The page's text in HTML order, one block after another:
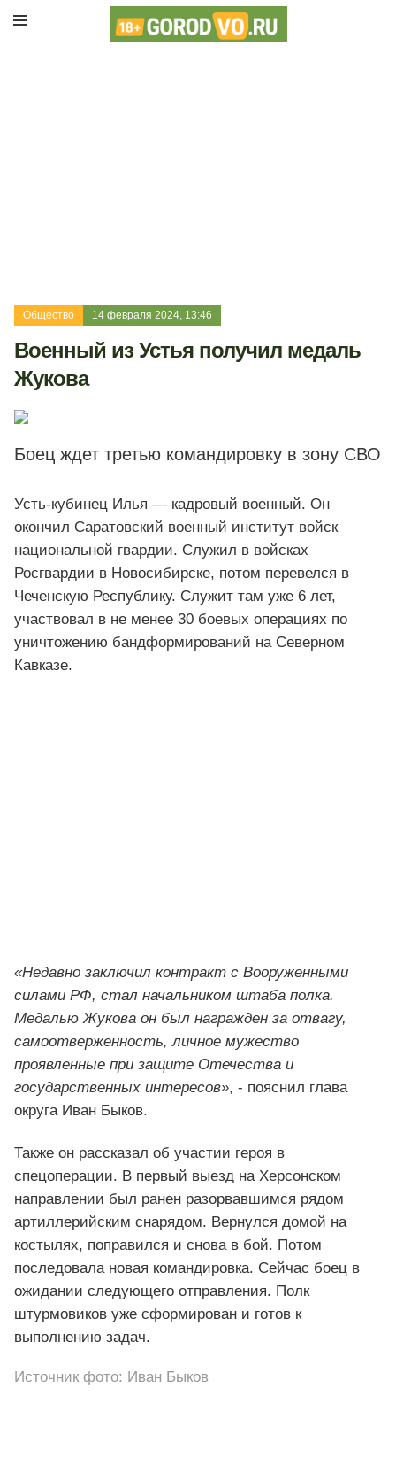
Общество 14 февраля 2024, 13:46
Военный из Устья получил медаль
Жукова
Боец ждет третью командировку в зону СВО
Усть-кубинец Илья — кадровый военный. Он
окончил Саратовский военный институт войск
национальной гвардии. Служил в войсках
Росгвардии в Новосибирске, потом перевелся в
Чеченскую Республику. Служит там уже 6 лет,
участвовал в не менее 30 боевых операциях по
уничтожению бандформирований на Северном
Кавказе.
«Недавно заключил контракт с Вооруженными
силами РФ, стал начальником штаба полка.
Медалью Жукова он был награжден за отвагу,
самоотверженность, личное мужество
проявленные при защите Отечества и
государственных интересов», - пояснил глава
округа Иван Быков.
Также он рассказал об участии героя в
спецоперации. В первый выезд на Херсонском
направлении был ранен разорвавшимся рядом
артиллерийским снарядом. Вернулся домой на
костылях, поправился и снова в бой. Потом
последовала новая командировка. Сейчас боец в
ожидании следующего отправления. Полк
штурмовиков уже сформирован и готов к
выполнению задач.
Источник фото: Иван Быков